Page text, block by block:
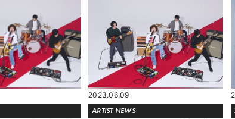
2023.06.09
ARTIST NEWS